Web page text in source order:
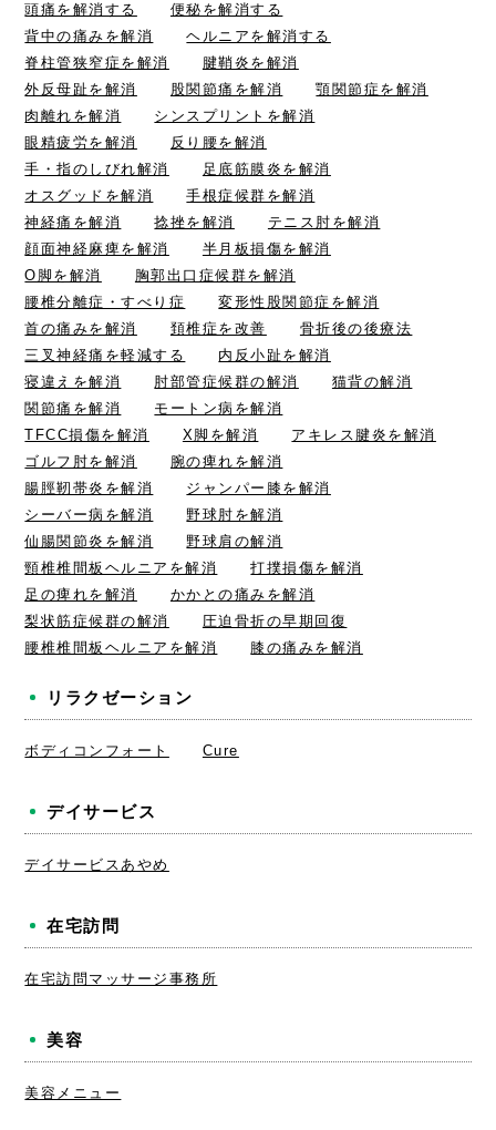
頭痛を解消する
便秘を解消する
背中の痛みを解消
ヘルニアを解消する
脊柱管狭窄症を解消
腱鞘炎を解消
外反母趾を解消
股関節痛を解消
顎関節症を解消
肉離れを解消
シンスプリントを解消
眼精疲労を解消
反り腰を解消
手・指のしびれ解消
足底筋膜炎を解消
オスグッドを解消
手根症候群を解消
神経痛を解消
捻挫を解消
テニス肘を解消
顔面神経麻痺を解消
半月板損傷を解消
O脚を解消
胸郭出口症候群を解消
腰椎分離症・すべり症
変形性股関節症を解消
首の痛みを解消
頚椎症を改善
骨折後の後療法
三叉神経痛を軽減する
内反小趾を解消
寝違えを解消
肘部管症候群の解消
猫背の解消
関節痛を解消
モートン病を解消
TFCC損傷を解消
X脚を解消
アキレス腱炎を解消
ゴルフ肘を解消
腕の痺れを解消
腸脛靭帯炎を解消
ジャンパー膝を解消
シーバー病を解消
野球肘を解消
仙腸関節炎を解消
野球肩の解消
頸椎椎間板ヘルニアを解消
打撲損傷を解消
足の痺れを解消
かかとの痛みを解消
梨状筋症候群の解消
圧迫骨折の早期回復
腰椎椎間板ヘルニアを解消
膝の痛みを解消
リラクゼーション
ボディコンフォート Cure
デイサービス
デイサービスあやめ
在宅訪問
在宅訪問マッサージ事務所
美容
美容メニュー